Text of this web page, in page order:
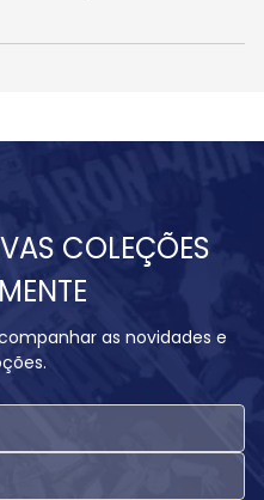
COLEÇÕES
as novidades e